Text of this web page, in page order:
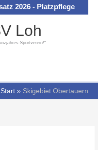
2026 - Platzpflege
Loh
Sportverein!"
Start Skigebiet Obertauern